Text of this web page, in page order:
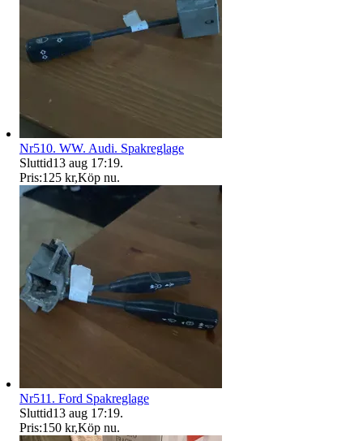
Nr510. WW. Audi. Spakreglage
Sluttid13 aug 17:19.
Pris:125 kr,Köp nu.
Nr511. Ford Spakreglage
Sluttid13 aug 17:19.
Pris:150 kr,Köp nu.